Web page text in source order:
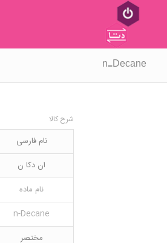
n-Decane
شرح کالا
نام فارسی
ان دکا ن
نام ماده
n-Decane
مختصر